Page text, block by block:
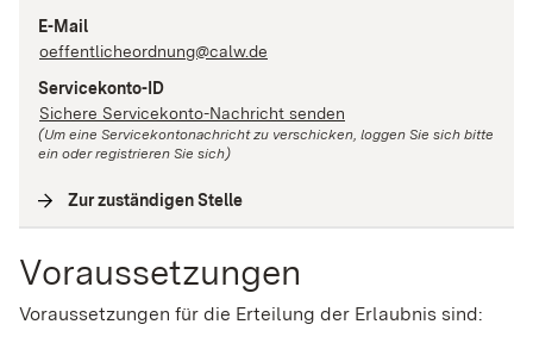
E-Mail
oeffentlicheordnung@calw.de
Servicekonto-ID
Sichere Servicekonto-Nachricht senden
(Um eine Servicekontonachricht zu verschicken, loggen Sie sich bitte
ein oder registrieren Sie sich)
Zur zuständigen Stelle
Voraussetzungen
Voraussetzungen für die Erteilung der Erlaubnis sind: